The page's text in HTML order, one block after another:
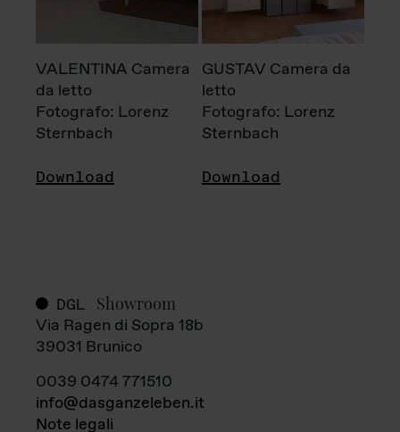
VALENTINA Camera
da letto
Fotografo: Lorenz
Sternbach
Download
GUSTAV Camera da
letto
Fotografo: Lorenz
Sternbach
Download
DGL Showroom
Via Ragen di Sopra 18b
39031 Brunico
0039 0474 771510
info@dasganzeleben.it
Note legali